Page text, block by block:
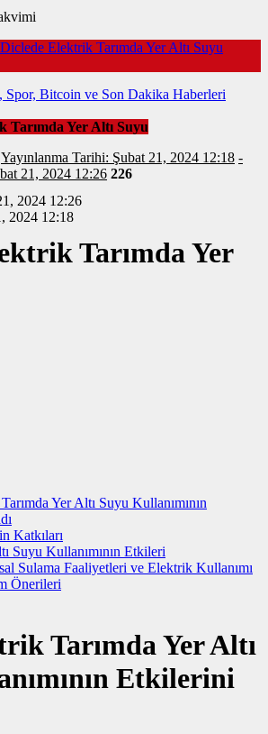
Diclede Elektrik Tarımda Yer Altı Suyu
Spor, Bitcoin ve Son Dakika Haberleri
Tarımda Yer Altı Suyu
Yayınlanma Tarihi: Şubat 21, 2024 12:18 -
21, 2024 12:26 226
2024 12:26
2024 12:18
Tarımda Yer
Yer Altı Suyu Kullanımının
Katkıları
Suyu Kullanımının Etkileri
Sulama Faaliyetleri ve Elektrik Kullanımı
Önerileri
Tarımda Yer Altı
Etkilerini